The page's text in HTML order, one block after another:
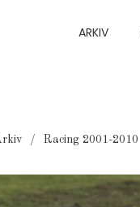
ARKIV
Racing 2001-2010